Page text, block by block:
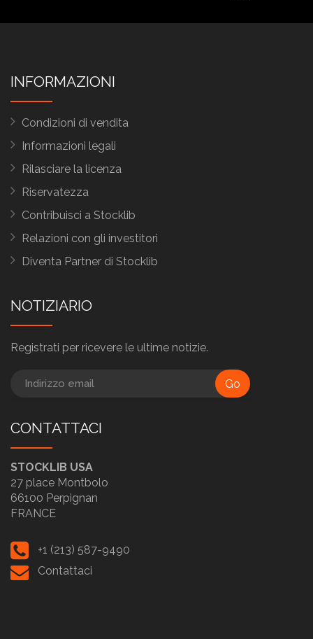
INFORMAZIONI
Condizioni di vendita
Informazioni legali
Rilasciare la licenza
Riservatezza
Contribuisci a Stocklib
Relazioni con gli investitori
Diventa Partner di Stocklib
NOTIZIARIO
Registrati per ricevere le ultime notizie.
Go
CONTATTACI
STOCKLIB USA
27 place Montbolo
66100 Perpignan
FRANCE
+1 (213) 587-9490
Contattaci